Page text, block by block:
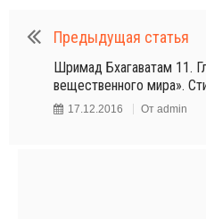
Предыдущая статья
Шримад Бхагаватам 11.
вещественного мира».
17.12.2016 От admin